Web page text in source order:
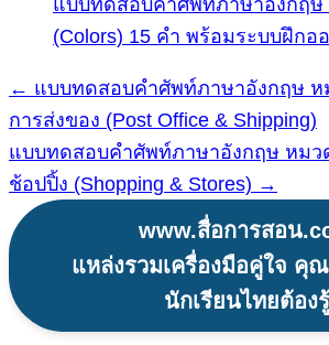
(Colors) 15 คำ พร้อมระบบฝึกอ
แนะแนว
เรื่อง
← แบบทดสอบคำศัพท์ภาษาอังกฤษ
การส่งของ (Post Office & Shipping)
แบบทดสอบคำศัพท์ภาษาอังกฤษ หมว
ช้อปปิ้ง (Shopping & Stores) →
www.สื่อการสอน
แหล่งรวมเครื่องมือคู่ใจ คุ
นักเรียนไทยต้องรู้